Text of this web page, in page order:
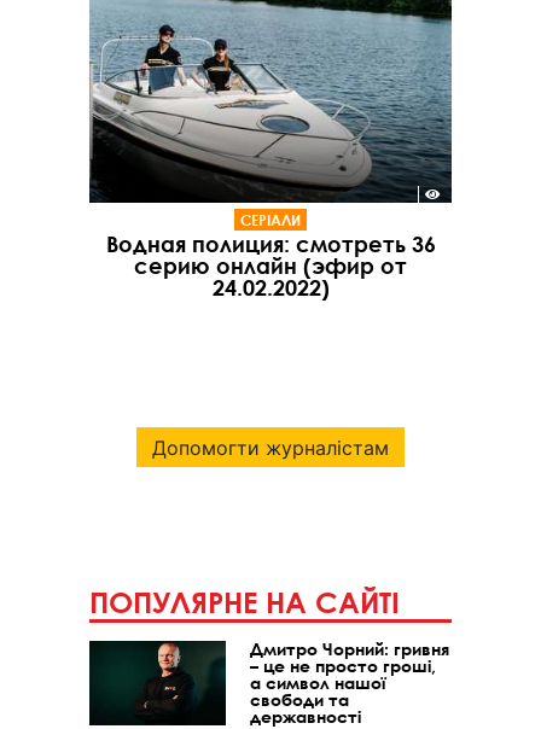
СЕРІАЛИ
Водная полиция: смотреть 36
серию онлайн (эфир от
24.02.2022)
Допомогти журналістам
ПОПУЛЯРНЕ НА САЙТІ
Дмитро Чорний: гривня
– це не просто гроші,
а символ нашої
свободи та
державності